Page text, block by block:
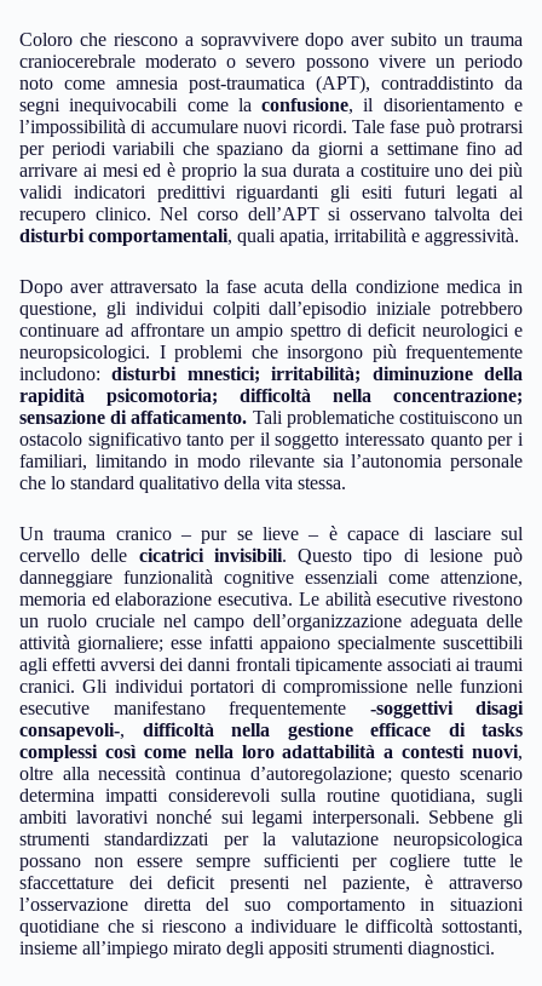
Coloro che riescono a sopravvivere dopo aver subito un trauma
craniocerebrale moderato o severo possono vivere un periodo
noto come amnesia post-traumatica (APT), contraddistinto da
segni inequivocabili come laconfusione, il disorientamento e
l’impossibilità di accumulare nuovi ricordi. Tale fase può protrarsi
per periodi variabili che spaziano da giorni a settimane fino ad
arrivare ai mesi ed è proprio la sua durata a costituire uno dei più
validi indicatori predittivi riguardanti gli esiti futuri legati al
recupero clinico. Nel corso dell’APT si osservano talvolta dei
disturbi comportamentali, quali apatia, irritabilità e aggressività.
Dopo aver attraversato la fase acuta della condizione medica in
questione, gli individui colpiti dall’episodio iniziale potrebbero
continuare ad affrontare un ampio spettro di deficit neurologici e
neuropsicologici. I problemi che insorgono più frequentemente
includono:disturbi mnestici; irritabilità; diminuzione della
rapidità psicomotoria; difficoltà nella concentrazione;
sensazione di affaticamento. Tali problematiche costituiscono un
ostacolo significativo tanto per il soggetto interessato quanto per i
familiari, limitando in modo rilevante sia l’autonomia personale
che lo standard qualitativo della vita stessa.
Un trauma cranico – pur se lieve – è capace di lasciare sul
cervello delle cicatrici invisibili. Questo tipo di lesione può
danneggiare funzionalità cognitive essenziali come attenzione,
memoria ed elaborazione esecutiva. Le abilità esecutive rivestono
un ruolo cruciale nel campo dell’organizzazione adeguata delle
attività giornaliere; esse infatti appaiono specialmente suscettibili
agli effetti avversi dei danni frontali tipicamente associati ai traumi
cranici. Gli individui portatori di compromissione nelle funzioni
esecutive manifestano frequentemente -soggettivi disagi
consapevoli-, difficoltà nella gestione efficace di tasks
complessi così come nella loro adattabilità a contesti nuovi,
oltre alla necessità continua d’autoregolazione; questo scenario
determina impatti considerevoli sulla routine quotidiana, sugli
ambiti lavorativi nonché sui legami interpersonali. Sebbene gli
strumenti standardizzati per la valutazione neuropsicologica
possano non essere sempre sufficienti per cogliere tutte le
sfaccettature dei deficit presenti nel paziente, è attraverso
l’osservazione diretta del suo comportamento in situazioni
quotidiane che si riescono a individuare le difficoltà sottostanti,
insieme all’impiego mirato degli appositi strumenti diagnostici.